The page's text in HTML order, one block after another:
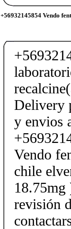
+56932145854 Vendo
Delivery
y envios
Vendo
chile
18.75mg
revisión